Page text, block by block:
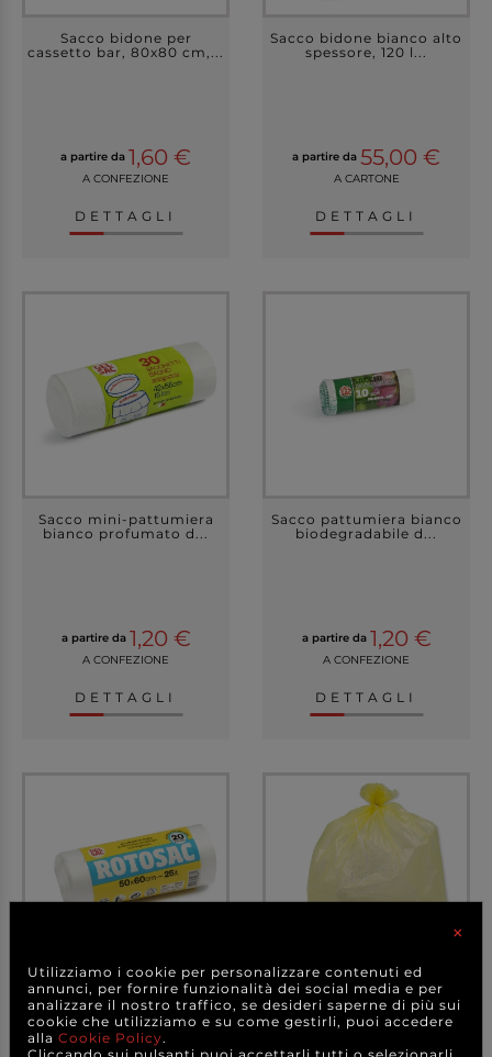
Sacco bidone per
cassetto bar, 80x80 cm,...
a partire da 1,60 €
A CONFEZIONE
DETTAGLI
Sacco bidone bianco alto
spessore, 120 l...
a partire da 55,00 €
A CARTONE
DETTAGLI
Sacco mini-pattumiera
bianco profumato d...
a partire da 1,20 €
A CONFEZIONE
DETTAGLI
Sacco pattumiera bianco
biodegradabile d...
a partire da 1,20 €
A CONFEZIONE
DETTAGLI
Sacco pattumiera
trasparente da 25 litri...
Sacco pattumiera giallo
da 25 litri, 50x...
×
Utilizziamo i cookie per personalizzare contenuti ed
annunci, per fornire funzionalità dei social media e per
analizzare il nostro traffico, se desideri saperne di più sui
cookie che utilizziamo e su come gestirli, puoi accedere
alla Cookie Policy.